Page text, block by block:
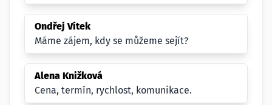
Ondřej Vítek
Máme zájem, kdy se můžeme sejít?
Alena Knižková
Cena, termín, rychlost, komunikace.